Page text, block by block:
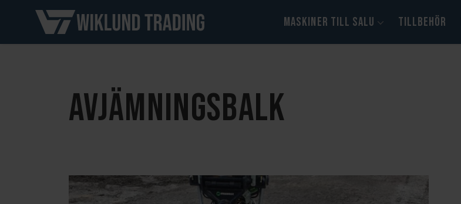
MASKINER TILL SALU TILLBEHÖR
AVJÄMNINGSBALK